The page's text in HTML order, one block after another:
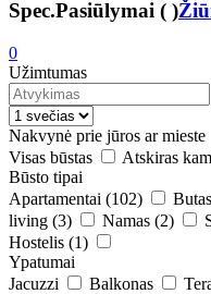
Spec.Pasiūlymai ( )
0
Užimtumas
Nakvynė prie jūros ar mieste
Visas būstas
Atskiras
Būsto tipai
Apartamentai (102) Butas
living (3) Namas (2)
Hostelis (1)
Ypatumai
Jacuzzi
Balkonas